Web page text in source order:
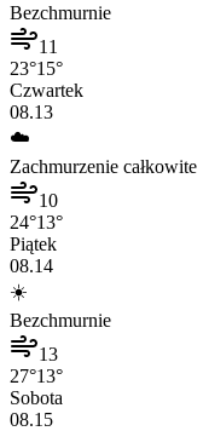
Bezchmurnie
11
23°15°
Czwartek
08.13
☁️
Zachmurzenie całkowite
10
24°13°
Piątek
08.14
☀️
Bezchmurnie
13
27°13°
Sobota
08.15